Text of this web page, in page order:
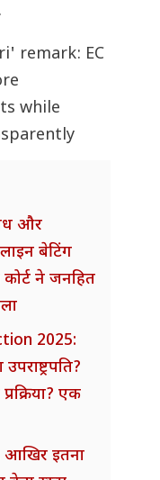
remark: EC
while
और
बेटिंग
ने जनहित
2025:
एक
आखिर इतना